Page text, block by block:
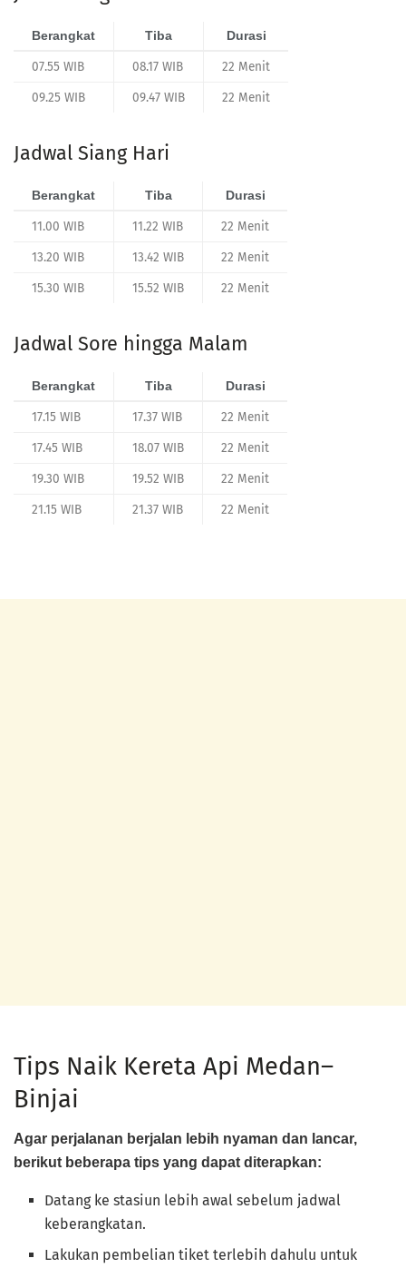
Berangkat Tiba Durasi
07.55 WIB 08.17 WIB
22 Menit
09.25 WIB
09.47 WIB 22 Menit
Jadwal Siang Hari
Berangkat Tiba Durasi
11.00 WIB 11.22 WIB
22 Menit
13.20 WIB
13.42 WIB
22 Menit
15.30 WIB
15.52 WIB 22 Menit
Jadwal Sore hingga Malam
Berangkat Tiba Durasi
17.15 WIB 17.37 WIB
22 Menit
17.45 WIB
18.07 WIB
22 Menit
19.30 WIB
19.52 WIB
22 Menit
21.15 WIB
21.37 WIB 22 Menit
Tips Naik Kereta Api Medan–
Binjai
Agar perjalanan berjalan lebih nyaman dan lancar,
berikut beberapa tips yang dapat diterapkan:
Datang ke stasiun lebih awal sebelum jadwal
keberangkatan.
Lakukan pembelian tiket terlebih dahulu untuk